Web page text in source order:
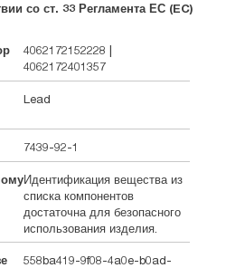
со ст. 33 Регламента ЕС (EC)
4062172152228 |
4062172401357
Lead
7439-92-1
Идентификация вещества из
списка компонентов
достаточна для безопасного
использования изделия.
558ba419-9f08-4a0e-b0ad-